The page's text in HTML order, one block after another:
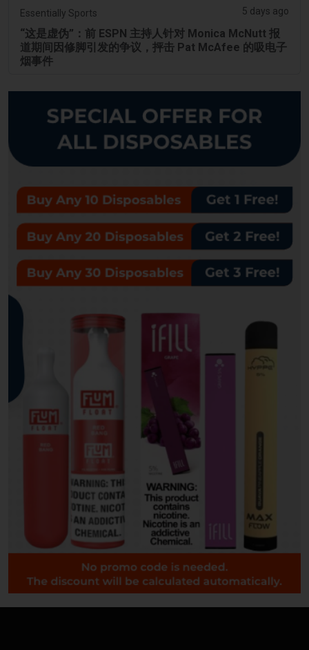
Essentially Sports 5 days ago
“这是虚伪”：前 ESPN 主持人针对 Monica McNutt 报
道期间因修脚引发的争议，抨击 Pat McAfee 的吸电子
烟事件